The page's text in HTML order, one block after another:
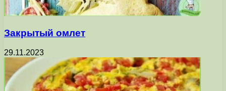
Закрытый омлет
29.11.2023